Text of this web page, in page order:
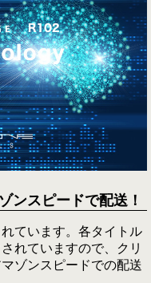
ンスピードで配送！
ています。各タイトル
れていますので、クリ
ゾンスピードでの配送